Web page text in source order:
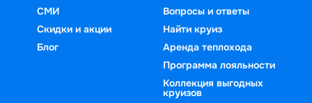
СМИ
Скидки и акции
Блог
Вопросы и ответы
Найти круиз
Аренда теплохода
Программа лояльности
Коллекция выгодных
круизов